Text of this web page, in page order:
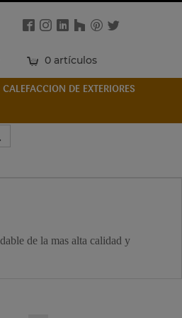
0 artículos
CALEFACCION DE EXTERIORES
de la mas alta calidad y